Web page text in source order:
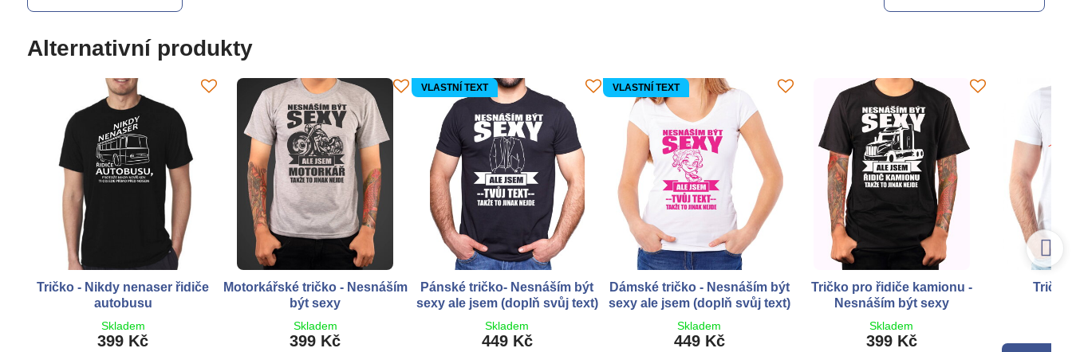
Alternativní produkty
Tričko - Nikdy nenaser řidiče
autobusu
Skladem
399 Kč
Motorkářské tričko - Nesnáším
být sexy
Skladem
399 Kč
VLASTNÍ TEXT
Pánské tričko- Nesnáším být
sexy ale jsem (doplň svůj text)
Skladem
449 Kč
VLASTNÍ TEXT
Dámské tričko - Nesnáším být
sexy ale jsem (doplň svůj text)
Skladem
449 Kč
Tričko pro řidiče kamionu -
Nesnáším být sexy
Skladem
399 Kč
Tričko